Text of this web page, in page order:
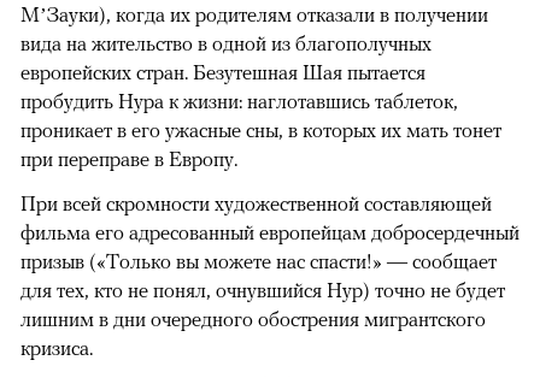
М’Зауки), когда их родителям отказали в получении
вида на жительство в одной из благополучных
европейских стран. Безутешная Шая пытается
пробудить Нура к жизни: наглотавшись таблеток,
проникает в его ужасные сны, в которых их мать тонет
при переправе в Европу.
При всей скромности художественной составляющей
фильма его адресованный европейцам добросердечный
призыв («Только вы можете нас спасти!» — сообщает
для тех, кто не понял, очнувшийся Нур) точно не будет
лишним в дни очередного обострения мигрантского
кризиса.